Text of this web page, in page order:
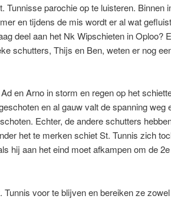
Tunnisse parochie op te luisteren. Binnen
en tijdens de mis wordt er al wat
deel aan het Nk Wipschieten in Oploo?
schutters, Thijs en Ben, weten er nog
en Arno in storm en regen op het
en al gauw valt de spanning weg
Echter, de andere schutters
het te merken schiet St. Tunnis zich
hij aan het eind moet afkampen om de
Tunnis voor te blijven en bereiken ze